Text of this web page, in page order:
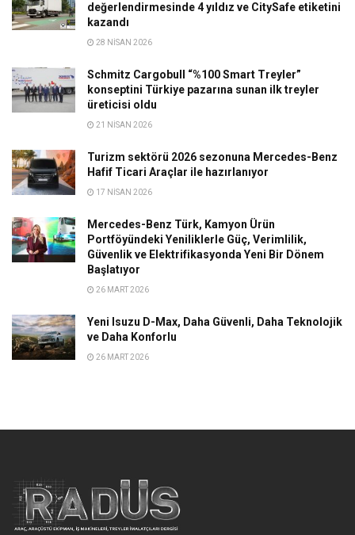
değerlendirmesinde 4 yıldız ve CitySafe etiketini
kazandı
28 NISAN 2026
Schmitz Cargobull “%100 Smart Treyler”
konseptini Türkiye pazarına sunan ilk treyler
üreticisi oldu
21 NISAN 2026
Turizm sektörü 2026 sezonuna Mercedes-Benz
Hafif Ticari Araçlar ile hazırlanıyor
17 NISAN 2026
Mercedes-Benz Türk, Kamyon Ürün
Portföyündeki Yeniliklerle Güç, Verimlilik,
Güvenlik ve Elektrifikasyonda Yeni Bir Dönem
Başlatıyor
26 MART 2026
Yeni Isuzu D-Max, Daha Güvenli, Daha Teknolojik
ve Daha Konforlu
26 MART 2026